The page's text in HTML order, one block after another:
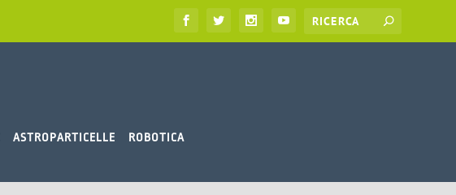
ASTROPARTICELLE ROBOTICA